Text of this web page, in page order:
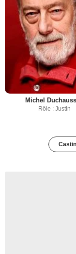
Michel
Rôle : Justin